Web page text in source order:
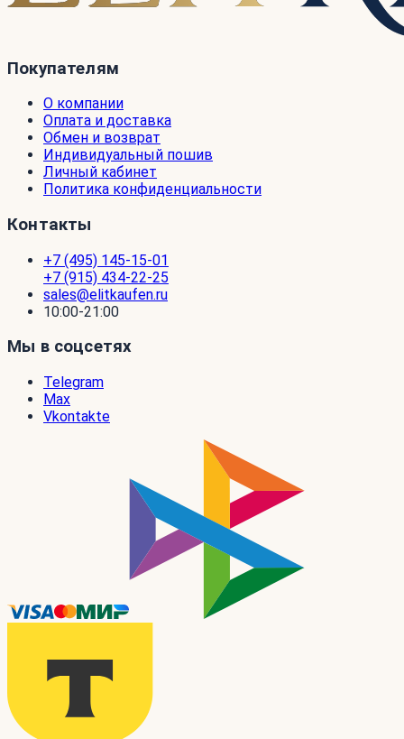
Покупателям
О компании
Оплата и доставка
Обмен и возврат
Индивидуальный пошив
Личный кабинет
Политика конфиденциальности
Контакты
+7 (495) 145-15-01
+7 (915) 434-22-25
sales@elitkaufen.ru
10:00-21:00
Мы в соцсетях
Telegram
Max
Vkontakte